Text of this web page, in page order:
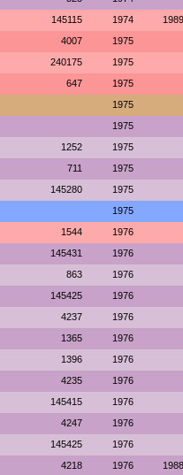
145115 1974 1989
4007 1975
240175 1975
647 1975
1975
1975
1252 1975
711 1975
145280 1975
1975
1544 1976
145431 1976
863 1976
145425 1976
4237 1976
1365 1976
1396 1976
4235 1976
145415 1976
4247 1976
145425 1976
4218 1976 1988